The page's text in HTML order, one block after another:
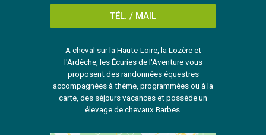
TÉL. / MAIL
A cheval sur la Haute-Loire, la Lozère et
l'Ardèche, les Écuries de l'Aventure vous
proposent des randonnées équestres
accompagnées à thème, programmées ou à la
carte, des séjours vacances et possède un
élevage de chevaux Barbes.